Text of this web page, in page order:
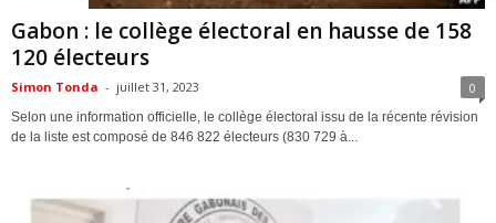
Gabon : le collège électoral en hausse de 158
120 électeurs
Simon Tonda - juillet 31, 2023 0
Selon une information officielle, le collège électoral issu de la récente révision
de la liste est composé de 846 822 électeurs (830 729 à...